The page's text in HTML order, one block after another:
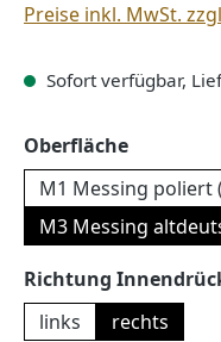
Preise inkl. MwSt.
Sofort verfügbar,
Oberfläche
M1 Messing poliert
M3 Messing
Richtung
links
rechts